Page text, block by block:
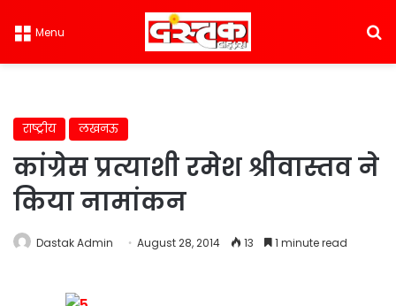
Menu
राष्ट्रीय लखनऊ
कांग्रेस प्रत्याशी रमेश श्रीवास्तव ने
किया नामांकन
Dastak Admin August 28, 2014 13 1 minute read